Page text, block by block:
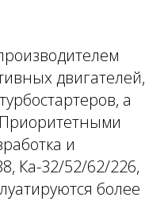
двигателей,
а
и
Ка-32/52/62/226,
более